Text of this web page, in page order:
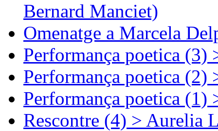
Bernard Manciet)
Omenatge a Marcela
Performança poetica (3)
Performança poetica (2)
Performança poetica (1)
Rescontre (4) > Aurelia